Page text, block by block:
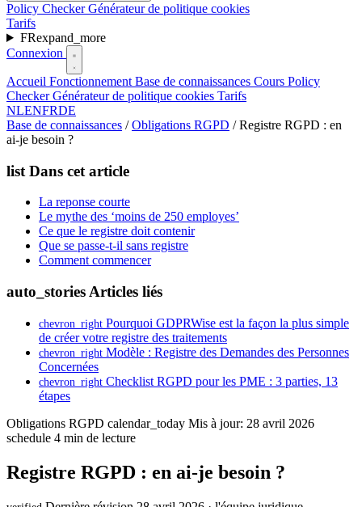
Policy CheckerGénérateur de politique cookies
Tarifs
FRexpand_more
Connexion
Accueil Fonctionnement Base de connaissances Cours Policy
CheckerGénérateur de politique cookies Tarifs
NLENFRDE
Base de connaissances / Obligations RGPD / Registre RGPD : en
ai-je besoin ?
list Dans cet article
La reponse courte
Le mythe des ‘moins de 250 employes’
Ce que le registre doit contenir
Que se passe-t-il sans registre
Comment commencer
auto_stories Articles liés
chevron_right Pourquoi GDPRWise est la façon la plus simple
de créer votre registre des traitements
chevron_right Modèle : Registre des Demandes des Personnes
Concernées
chevron_right Checklist RGPD pour les PME : 3 parties, 13
étapes
Obligations RGPD calendar_today Mis à jour: 28 avril 2026
schedule 4 min de lecture
Registre RGPD : en ai-je besoin ?